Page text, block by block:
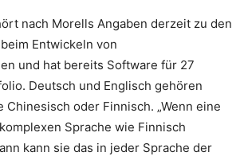
nach Morells Angaben derzeit zu den
Entwickeln von
und hat bereits Software für 27
Deutsch und Englisch gehören
Chinesisch oder Finnisch. „Wenn eine
Sprache wie Finnisch
kann sie das in jeder Sprache der